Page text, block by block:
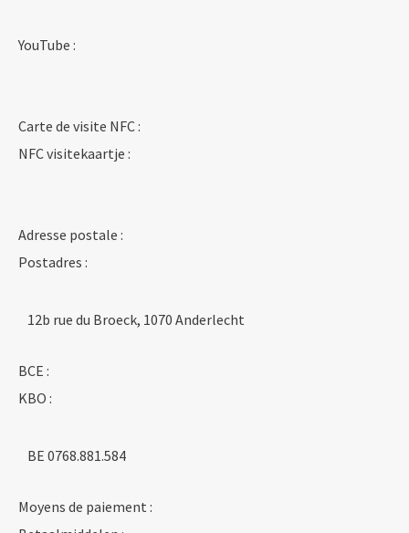
YouTube :
Carte de visite NFC :
NFC visitekaartje :
Adresse postale :
Postadres :
12b rue du Broeck, 1070 Anderlecht
BCE :
KBO :
BE 0768.881.584
Moyens de paiement :